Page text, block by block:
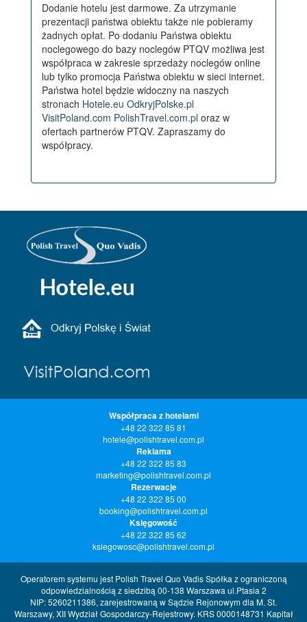
Dodanie hotelu jest darmowe. Za utrzymanie
prezentacji państwa obiektu także nie pobieramy
żadnych opłat. Po dodaniu Państwa obiektu
noclegowego do bazy noclegów PTQV możliwa jest
współpraca w zakresie sprzedaży noclegów online
lub tylko promocja Państwa obiektu w sieci internet.
Państwa hotel będzie widoczny na naszych
stronach Hotele.eu OdkryjPolske.pl
VisitPoland.com PolishTravel.com.pl oraz w
ofertach partnerów PTQV. Zapraszamy do
współpracy.
Współpraca z hotelami
+48 22 322 85 81
hotele@polishtravel.com.pl
Reklama
+48 22 322 85 83
marketing@polishtravel.com.pl
Rezerwacje
+48 22 322 85 00
booking@polishtravel.com.pl
Księgowość
+48 22 322 85 62
ksiegowosc@polishtravel.com.pl
Operatorem systemu jest Polish Travel Quo Vadis Spółka z ograniczoną
odpowiedzialnością z siedzibą 00-138 Warszawa ul.Ptasia 2
NIP: 5260211386, zarejestrowaną w Sądzie Rejonowym dla M. St.
Warszawy, XII Wydział Gospodarczy-Rejestrowy. KRS 0000148731 Kapitał